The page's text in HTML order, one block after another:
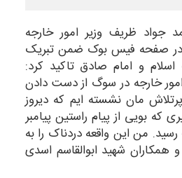
جواد ظریف وزیر امور خارجه
در صفحه فیس بوک ضمن تبریک
اسلام و امام صادق تاکید کرد:
خارجه در سوگ از دست دادن
مان نشسته ایم که دیروز
که بویی از پیام راستین پیامبر
من این واقعه دردناک را به
همکاران شهید ابوالقاسم اسدی